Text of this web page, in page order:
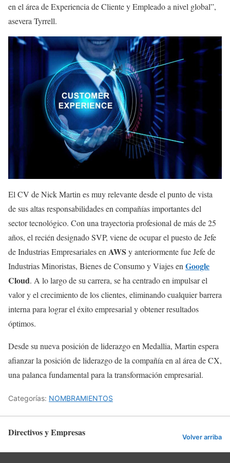
en el área de Experiencia de Cliente y Empleado a nivel global”,
asevera Tyrrell.
El CV de Nick Martin es muy relevante desde el punto de vista
de sus altas responsabilidades en compañías importantes del
sector tecnológico. Con una trayectoria profesional de más de 25
años, el recién designado SVP, viene de ocupar el puesto de Jefe
de Industrias Empresariales en AWS y anteriormente fue Jefe de
Industrias Minoristas, Bienes de Consumo y Viajes en Google
Cloud. A lo largo de su carrera, se ha centrado en impulsar el
valor y el crecimiento de los clientes, eliminando cualquier barrera
interna para lograr el éxito empresarial y obtener resultados
óptimos.
Desde su nueva posición de liderazgo en Medallia, Martin espera
afianzar la posición de liderazgo de la compañía en al área de CX,
una palanca fundamental para la transformación empresarial.
Categorías: NOMBRAMIENTOS
Directivos y Empresas Volver arriba